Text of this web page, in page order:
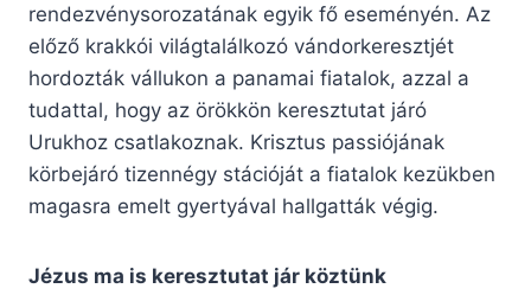
rendezvénysorozatának egyik fő eseményén. Az
előző krakkói világtalálkozó vándorkeresztjét
hordozták vállukon a panamai fiatalok, azzal a
tudattal, hogy az örökkön keresztutat járó
Urukhoz csatlakoznak. Krisztus passiójának
körbejáró tizennégy stációját a fiatalok kezükben
magasra emelt gyertyával hallgatták végig.
Jézus ma is keresztutat jár köztünk